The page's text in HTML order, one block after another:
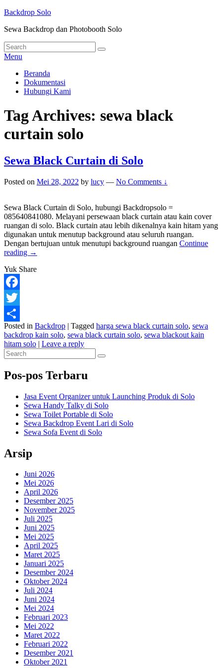
Skip
content
Backdrop Solo
Sewa Backdrop dan Photobooth Solo
Search
for:
Search
Menu
Primary
menu
Beranda
Dokumentasi
Hubungi Kami
Tag Archives: sewa black
curtain solo
Sewa Black Curtain di Solo
Posted on Mei 28, 2022 by lucy — No Comments ↓
Sewa Black Curtain di Solo, hubungi Backdropsolo =
085640841080. Melayani persewaan black curtain atau kain cover
ruangan di solo. Black curtain atau lebih dikenalnya kain hitam yang
digunakan untuk menutup background atau seluruh ruangan.
Dengan bertujuan untuk menutupi background ruangan Continue
reading Sewa
Curtain
→
Yuk Share
Facebook
Twitter
Share
Posted in Backdrop | Tagged harga sewa black curtain solo, sewa
backdrop kain solo, sewa black curtain solo, sewa blackout kain
hitam solo | Leave a reply
Primary
Widget
Area
Search
for:
Search
Pos-pos Terbaru
Jasa Event Organizer untuk Launching Produk di Solo
Sewa Handy Talky di Solo
Sewa Toilet Portable di Solo
Sewa Backdrop Event Lari di Solo
Sewa Sofa Event di Solo
Arsip
Juni 2026
Mei 2026
April 2026
Desember 2025
November 2025
Juli 2025
Juni 2025
Mei 2025
April 2025
Maret 2025
Januari 2025
Desember 2024
Oktober 2024
Juli 2024
Juni 2024
Mei 2024
Februari 2023
Mei 2022
Maret 2022
Februari 2022
Desember 2021
Oktober 2021